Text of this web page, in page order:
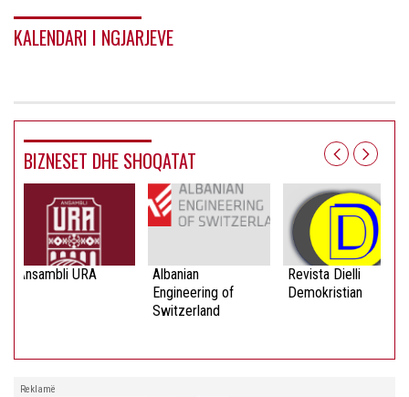
KALENDARI I NGJARJEVE
BIZNESET DHE SHOQATAT
Ansambli URA
Albanian
Engineering of
Switzerland
Revista Dielli
Demokristian
Reklamë